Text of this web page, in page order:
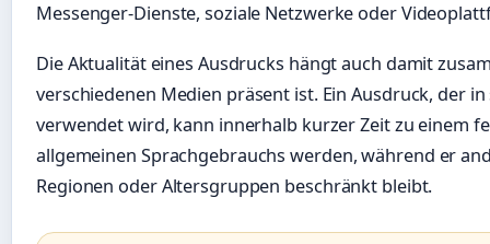
Messenger-Dienste, soziale Netzwerke oder
Die Aktualität eines Ausdrucks hängt auch damit
verschiedenen Medien präsent ist. Ein Ausdruck, der
verwendet wird, kann innerhalb kurzer Zeit zu einem
allgemeinen Sprachgebrauchs werden, während er
Regionen oder Altersgruppen beschränkt bleibt.